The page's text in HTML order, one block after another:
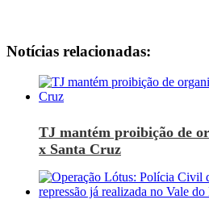
Notícias relacionadas:
TJ mantém proibição de
x Santa Cruz